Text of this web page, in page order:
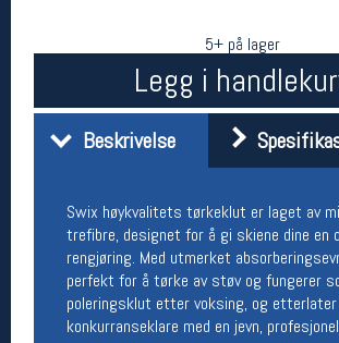
5+ på lager
Legg i
Beskrivelse
Swix høykvalitets tørkeklut er laget av
trefibre, designet for å gi skiene dine en
rengjøring. Med utmerket
perfekt for å tørke av støv og fungerer
poleringsklut etter voksing, og etterlater
konkurranseklare med en jevn,
Her finner du oss
Oslo Sportslager
Torggata 20
0183 Oslo